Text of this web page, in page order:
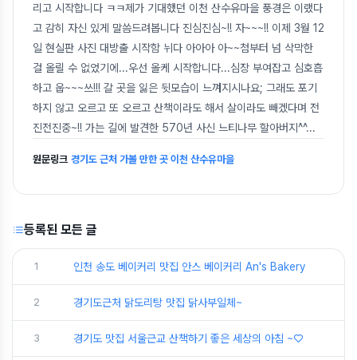
리고 시작합니다 ㅋㅋ제가 기대했던 이천 산수유마을 풍경은 이랬다
고 감히 자신 있게 말씀드려봅니다 진심진심~!! 자~~~!! 이제 3월 12
일 현실판 사진 대방출 시작함 뉘다 아아아 아~~첨부터 넘 삭막한
걸 올릴 수 없었기에...우선 올케 시작합니다...심장 부여잡고 심호흡
하고 웁~~~쓰!!! 갈 곳을 잃은 뒷모습이 느껴지시나요; 그래도 포기
하지 않고 오르고 또 오르고 산책이라도 해서 살이라도 빼겠다며 전
진전진중~!! 가는 길에 발견한 570년 사신 느티나무 할아버지^^...
원문링크 경기도 근처 가볼 만한 곳 이천 산수유마을
등록된 모든 글
1 인천 송도 베이커리 맛집 안스 베이커리 An's Bakery
2 경기도근처 닭도리탕 맛집 닭사부일체~
3 경기도 맛집 서울근교 산책하기 좋은 세상의 아침 ~♡